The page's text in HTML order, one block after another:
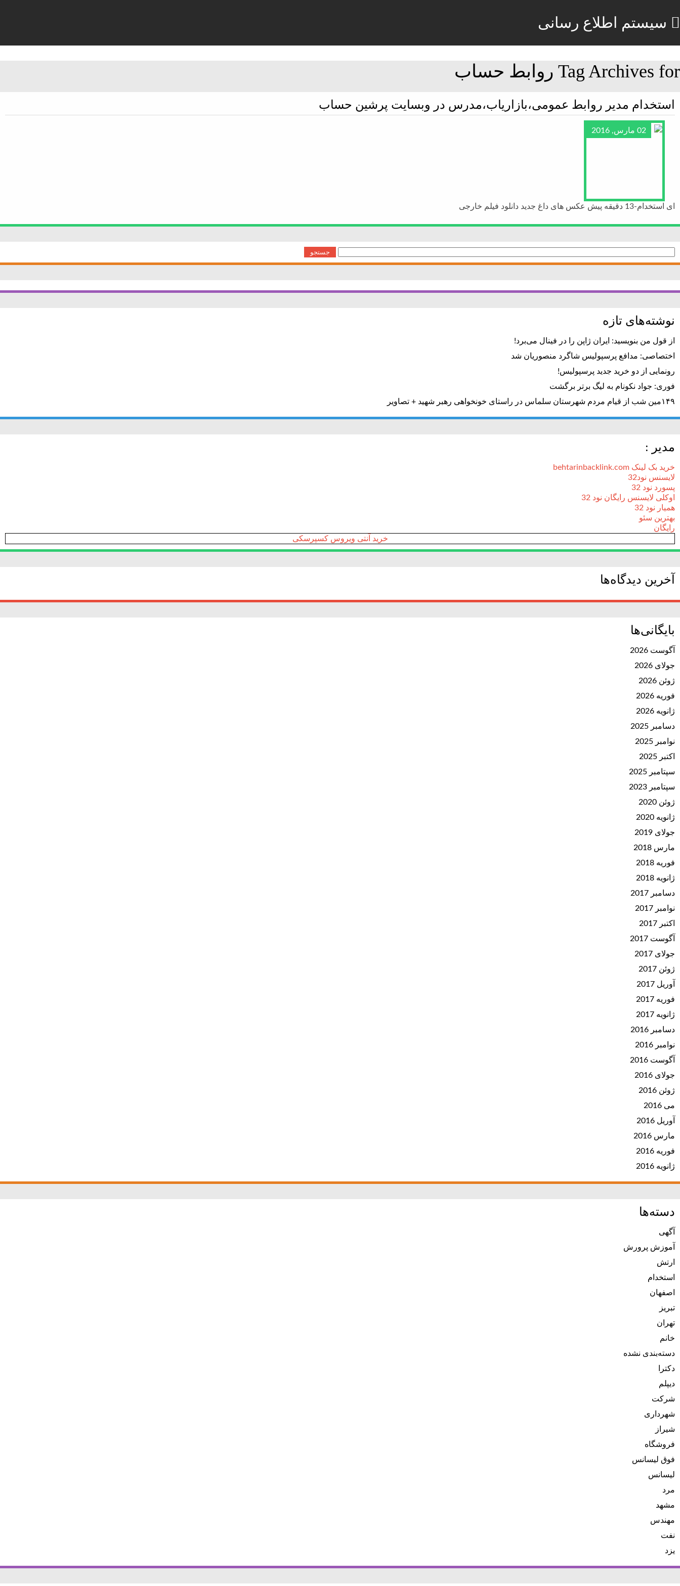
سیستم اطلاع رسانی
Tag Archives for روابط حساب
استخدام مدیر روابط عمومی،بازاریاب،مدرس در وبسایت پرشین حساب
02 مارس, 2016
ای استخدام-13 دقیقه پیش عکس های داغ جدید دانلود فیلم خارجی
برای:
نوشته‌های تازه
از قول من بنویسید: ایران ژاپن را در فینال می‌برد!
اختصاصی: مدافع پرسپولیس شاگرد منصوریان شد
رونمایی از دو خرید جدید پرسپولیس!
فوری: جواد نکونام به لیگ برتر برگشت
۱۴۹مین شب از قیام مردم شهرستان سلماس در راستای خونخواهی رهبر شهید + تصاویر
مدیر :
خرید بک لینک behtarinbacklink.com
لایسنس نود32
پسورد نود 32
اوکلی لایسنس رایگان نود 32
همیار نود 32
بهترین سئو
رایگان
خرید آنتی ویروس کسپرسکی
آخرین دیدگاه‌ها
بایگانی‌ها
آگوست 2026
جولای 2026
ژوئن 2026
فوریه 2026
ژانویه 2026
دسامبر 2025
نوامبر 2025
اکتبر 2025
سپتامبر 2025
سپتامبر 2023
ژوئن 2020
ژانویه 2020
جولای 2019
مارس 2018
فوریه 2018
ژانویه 2018
دسامبر 2017
نوامبر 2017
اکتبر 2017
آگوست 2017
جولای 2017
ژوئن 2017
آوریل 2017
فوریه 2017
ژانویه 2017
دسامبر 2016
نوامبر 2016
آگوست 2016
جولای 2016
ژوئن 2016
می 2016
آوریل 2016
مارس 2016
فوریه 2016
ژانویه 2016
دسته‌ها
آگهی
آموزش پرورش
ارتش
استخدام
اصفهان
تبریز
تهران
خانم
دسته‌بندی نشده
دکترا
دیپلم
شرکت
شهرداری
شیراز
فروشگاه
فوق لیسانس
لیسانس
مرد
مشهد
مهندس
نفت
یزد